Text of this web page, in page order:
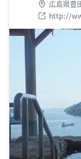
広島県豊
http://